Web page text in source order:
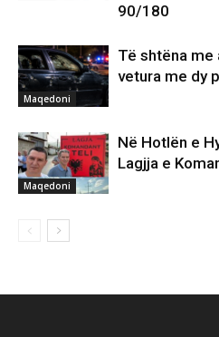
90/180
Maqedoni
Të shtëna me
vetura me dy
Maqedoni
Në Hotlën e
Lagjja e